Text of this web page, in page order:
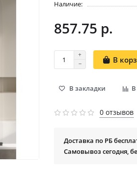
Наличие:
857.75 р.
В
В закладки
0 отзывов
Доставка по РБ
Самовывоз сегодня,